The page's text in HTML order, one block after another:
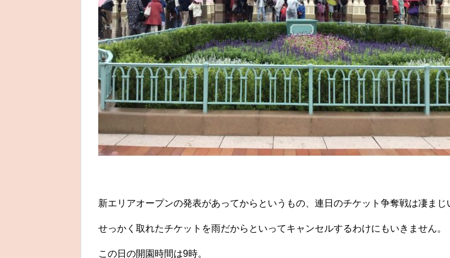
新エリアオープンの発表があってからというもの、連日のチケット争奪戦は凄ま
せっかく取れたチケットを雨だからといってキャンセルするわけにもいきません。
この日の開園時間は9時。